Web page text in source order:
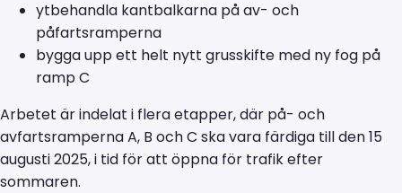
ytbehandla kantbalkarna på av- och
påfartsramperna
bygga upp ett helt nytt grusskifte med ny fog på
ramp C
Arbetet är indelat i flera etapper, där på- och
avfartsramperna A, B och C ska vara färdiga till den 15
augusti 2025, i tid för att öppna för trafik efter
sommaren.